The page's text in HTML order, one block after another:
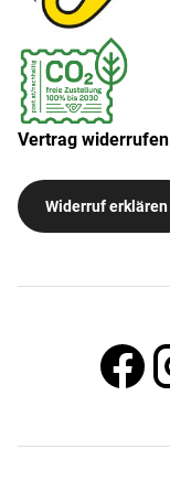
Vertrag widerrufen
Widerruf erklären